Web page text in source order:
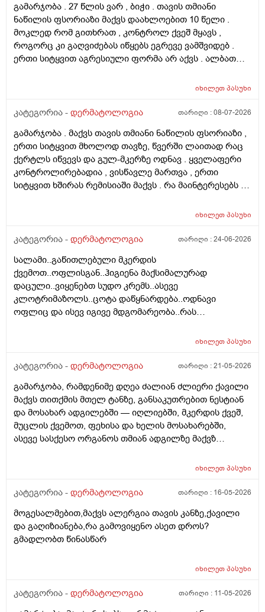
გამარჯობა . 27 წლის ვარ , ბიჭი . თავის თმიანი
ნაწილის ფსორიაზი მაქვს დაახლოებით 10 წელი .
მოკლედ რომ გითხრათ , კონტროლ ქვეშ მყავს ,
როგორც კი გაღვიძებას იწყებს ეგრევე ვამშვიდებ .
ერთი სიტყვით აგრესიული ფორმა არ აქვს . ალბათ
ასაკი და გენეტიკა , ზუსტად ვერ გეტყვით მაგრამ
შუბლის ხაზიც გადაწეულია უკვე აშკარად . ჩემი
ჩამატება და გახშირება , თუ არის მიზანშეწონილი და
გამართლებილი სკალპის ფსორიაზის დროს ? არ
მინდა რომ ამ პროცედურებმა კიდევ უფრო
გამიღიანოს . თუ გააგრძელებს იმავე ფორმით
არსებობას თანახმა ვარ ერთი სიტყით . მოკლედ
ფსორიაზის დროს და არის თუ არა პრაქტიკაში ვინც
გაღიზიანებულა კიდე უფრო . მადლონა წინასწარ !
იხილეთპასუხი
კატეგორია - დერმატოლოგია თარიღი :08-07-2026
გამარჯობა . მაქვს თავის თმიანი ნაწილის ფსორიაზი ,
ერთი სიტყვით მხოლოდ თავზე, წვერში ლაითად რაც
ქერტლს იწვევს და გულ-მკერზე ოდნავ . ყველაფერი
კონტროლირებადია , ვისწავლე მართვა , ერთი
სიტყვით ხშირას რემისიაში მაქვს . რა მაინტერესებს -
კისერი , ყელი , მუცელი , საჯდომი , ხელი , ფეხი და ა.შ
და ყელზე და დაახლოებით 2 წელია გავწყვიტე ,
ვარ . ვიღაცამ მითხრა შესაძლოა ეპილაციამ
გააღიაზიანოს და მანდაც გამოვიდესო , შიშმა ამიტანა
. სხვადასხვა ვერსია მესმის , ზოგი ამბობს არანაირი
ახალი კერების გაჩენა , ზოგიც კი პირიქით . იქნებ
თქვენ მითხრათ ღირს გაგრძელება ? რისკი
იხილეთპასუხი
კატეგორია - დერმატოლოგია თარიღი :24-06-2026
სალამი..გაწითლებული მკერდის
ქვემოთ..ოფლისგან..ჰიგიენა მაქსიმალურად
დაცული..ვიყენებთ სუდო კრემს..ასევე
კლოტრიმაზოლს..ცოტა დაწყნარდება..ოდნავი
ოფლიც და ისევ იგივე მდგომარეობა..რას
იხილეთპასუხი
კატეგორია - დერმატოლოგია თარიღი :21-05-2026
გამარჯობა, რამდენიმე დღეა ძალიან ძლიერი ქავილი
მაქვს თითქმის მთელ ტანზე, განსაკუთრებით ნესტიან
და მოსახარ ადგილებში — იღლიებში, მკერდის ქვეშ,
მუცლის ქვემოთ, ფეხისა და ხელის მოსახარებში,
ასევე სასქესო ორგანოს თმიან ადგილზე მაქვზ
გაღიზიანება თავზე და ყურებში. ქავილი ზოგჯერ
მაინტერესებს, რისი ბრალი შეიძლება იყოს და რას
მაინც ბრუნდება დროდადრო
იხილეთპასუხი
კატეგორია - დერმატოლოგია თარიღი : 16-05-2026
მოგესალმებით,მაქვს ალერგია თავის კანზე,ქავილი
და გაღიზიანება,რა გამოვიყენო ასეთ დროს?
გმადლობთ წინასწარ
იხილეთპასუხი
კატეგორია - დერმატოლოგია თარიღი : 11-05-2026